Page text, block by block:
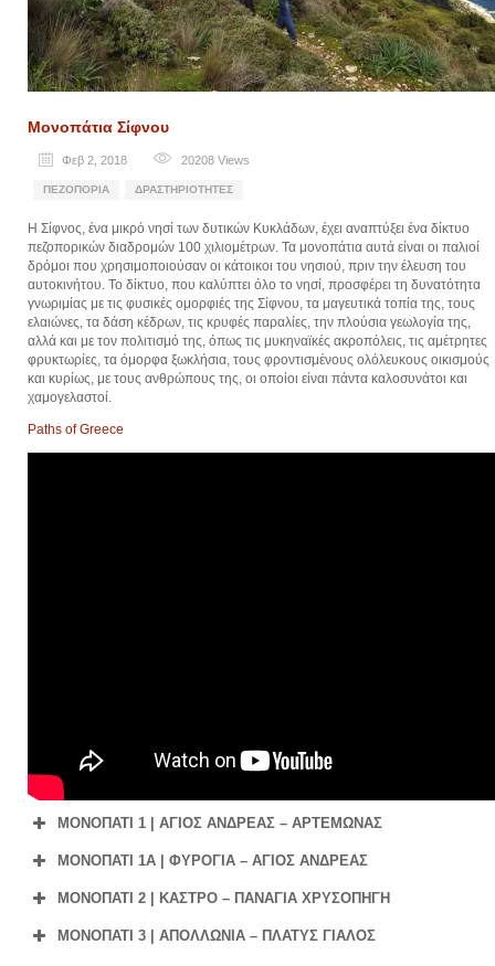
Μονοπάτια Σίφνου
Φεβ 2, 2018 20208 Views
ΠΕΖΟΠΟΡΊΑ ΔΡΑΣΤΗΡΙΌΤΗΤΕΣ
Η Σίφνος, ένα μικρό νησί των δυτικών Κυκλάδων, έχει αναπτύξει ένα δίκτυο
πεζοπορικών διαδρομών 100 χιλιομέτρων. Τα μονοπάτια αυτά είναι οι παλιοί
δρόμοι που χρησιμοποιούσαν οι κάτοικοι του νησιού, πριν την έλευση του
αυτοκινήτου. Το δίκτυο, που καλύπτει όλο το νησί, προσφέρει τη δυνατότητα
γνωριμίας με τις φυσικές ομορφιές της Σίφνου, τα μαγευτικά τοπία της, τους
ελαιώνες, τα δάση κέδρων, τις κρυφές παραλίες, την πλούσια γεωλογία της,
αλλά και με τον πολιτισμό της, όπως τις μυκηναϊκές ακροπόλεις, τις αμέτρητες
φρυκτωρίες, τα όμορφα ξωκλήσια, τους φροντισμένους ολόλευκους οικισμούς
και κυρίως, με τους ανθρώπους της, οι οποίοι είναι πάντα καλοσυνάτοι και
χαμογελαστοί.
Paths of Greece
ΜΟΝΟΠΑΤΙ 1 | ΑΓΙΟΣ ΑΝΔΡΕΑΣ – ΑΡΤΕΜΩΝΑΣ
ΜΟΝΟΠΑΤΙ 1A | ΦΥΡΟΓΙΑ – ΑΓΙΟΣ ΑΝΔΡΕΑΣ
ΜΟΝΟΠΑΤΙ 2 | ΚΑΣΤΡΟ – ΠΑΝΑΓΙΑ ΧΡΥΣΟΠΗΓΗ
ΜΟΝΟΠΑΤΙ 3 | ΑΠΟΛΛΩΝΙΑ – ΠΛΑΤΥΣ ΓΙΑΛΟΣ